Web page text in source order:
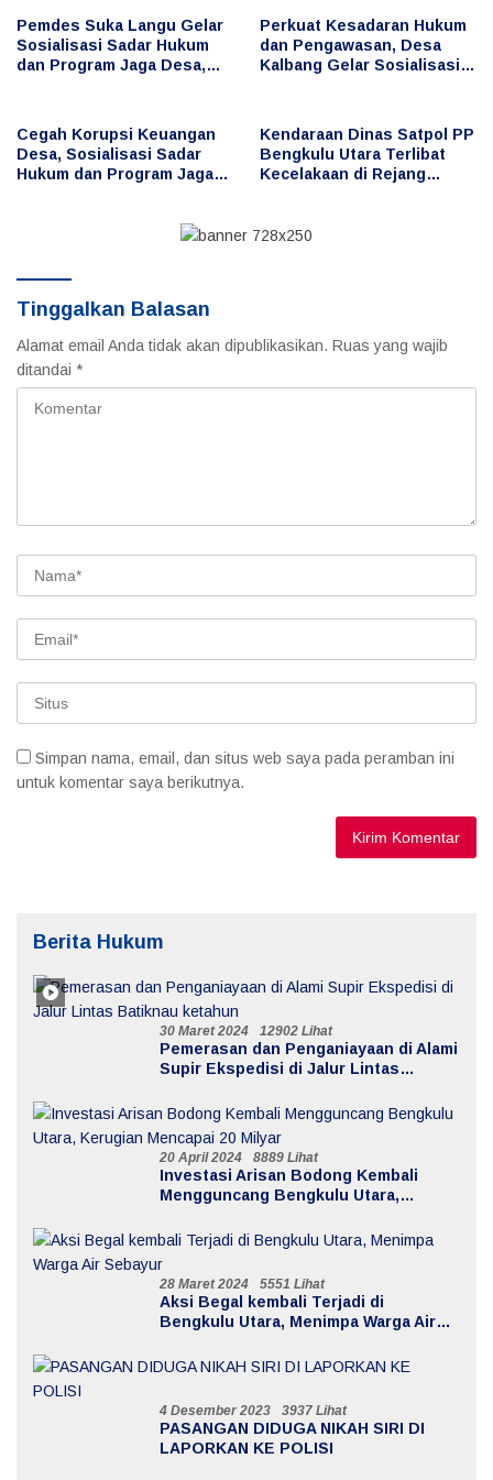
Pemdes Suka Langu Gelar
Sosialisasi Sadar Hukum
dan Program Jaga Desa,
Perkuat Kesadaran Hukum
dan Pengawasan, Desa
Kalbang Gelar Sosialisasi
Cegah Korupsi Keuangan
Desa, Sosialisasi Sadar
Hukum dan Program Jaga
Kendaraan Dinas Satpol PP
Bengkulu Utara Terlibat
Kecelakaan di Rejang
dan Pengemudi
Tinggalkan Balasan
Alamat email Anda tidak akan dipublikasikan. Ruas yang wajib
ditandai *
Simpan nama, email, dan situs web saya pada peramban ini
untuk komentar saya berikutnya.
Berita Hukum
30 Maret 2024 12902 Lihat
Pemerasan dan Penganiayaan di Alami
Supir Ekspedisi di Jalur Lintas
20 April 2024 8889 Lihat
Investasi Arisan Bodong Kembali
Mengguncang Bengkulu Utara,
28 Maret 2024 5551 Lihat
Aksi Begal kembali Terjadi di
Bengkulu Utara, Menimpa Warga Air
4 Desember 2023 3937 Lihat
PASANGAN DIDUGA NIKAH SIRI DI
LAPORKAN KE POLISI